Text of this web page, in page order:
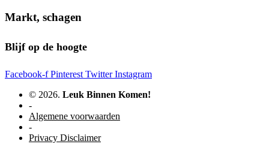
Markt, schagen
Blijf op de hoogte
Facebook-f Pinterest Twitter Instagram
© 2026. Leuk Binnen Komen!
-
Algemene voorwaarden
-
Privacy Disclaimer